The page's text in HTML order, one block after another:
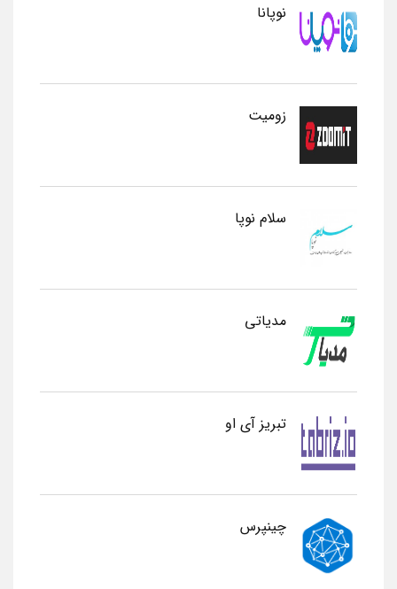
نوپانا
زومیت
سلام نوپا
مدیاتی
تبریز آی او
چینپرس